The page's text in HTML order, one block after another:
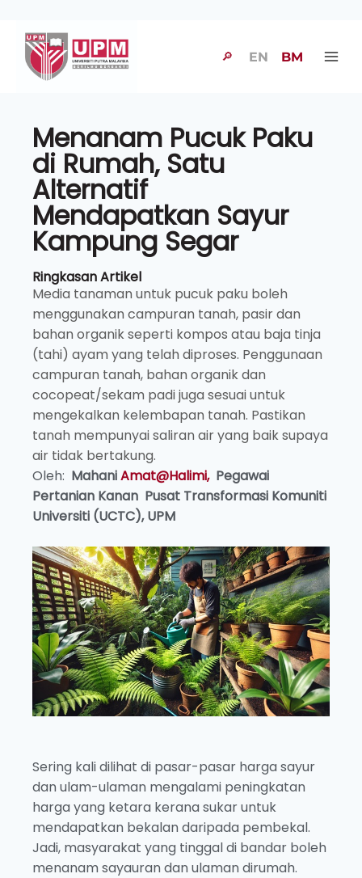
🔎 EN BM
Menanam Pucuk Paku
di Rumah, Satu
Alternatif
Mendapatkan Sayur
Kampung Segar
Ringkasan Artikel
Media tanaman untuk pucuk paku boleh
menggunakan campuran tanah, pasir dan
bahan organik seperti kompos atau baja tinja
(tahi) ayam yang telah diproses. Penggunaan
campuran tanah, bahan organik dan
cocopeat/sekam padi juga sesuai untuk
mengekalkan kelembapan tanah. Pastikan
tanah mempunyai saliran air yang baik supaya
air tidak bertakung.
Oleh: MahaniAmat@Halimi, Pegawai
Pertanian Kanan Pusat Transformasi Komuniti
Universiti (UCTC), UPM
Sering kali dilihat di pasar-pasar harga sayur
dan ulam-ulaman mengalami peningkatan
harga yang ketara kerana sukar untuk
mendapatkan bekalan daripada pembekal.
Jadi, masyarakat yang tinggal di bandar boleh
menanam sayauran dan ulaman dirumah.